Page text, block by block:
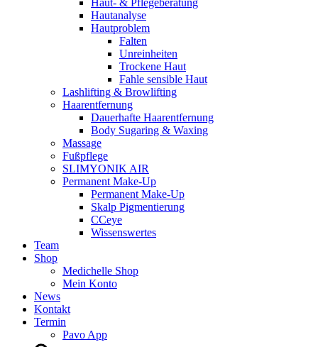
Haut- & Pflegeberatung
Hautanalyse
Hautproblem
Falten
Unreinheiten
Trockene Haut
Fahle sensible Haut
Lashlifting & Browlifting
Haarentfernung
Dauerhafte Haarentfernung
Body Sugaring & Waxing
Massage
Fußpflege
SLIMYONIK AIR
Permanent Make-Up
Permanent Make-Up
Skalp Pigmentierung
CCeye
Wissenswertes
Team
Shop
Medichelle Shop
Mein Konto
News
Kontakt
Termin
Pavo App